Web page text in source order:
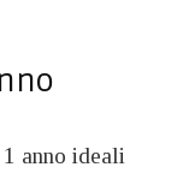
anno ideali